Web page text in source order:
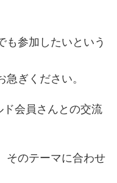
も参加したいという
ぎください。
会員さんとの交流
そのテーマに合わせ